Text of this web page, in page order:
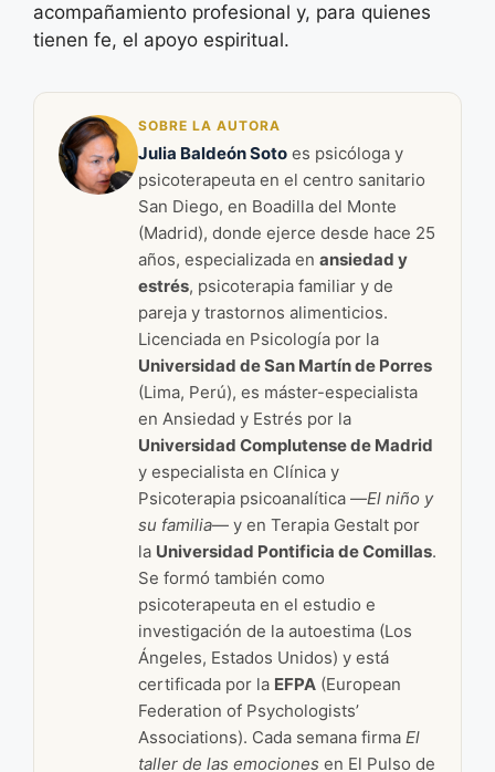
acompañamiento profesional y, para quienes
tienen fe, el apoyo espiritual.
SOBRE LA AUTORA
Julia Baldeón Soto es psicóloga y
psicoterapeuta en el centro sanitario
San Diego, en Boadilla del Monte
(Madrid), donde ejerce desde hace 25
años, especializada en ansiedad y
estrés, psicoterapia familiar y de
pareja y trastornos alimenticios.
Licenciada en Psicología por la
Universidad de San Martín de Porres
(Lima, Perú), es máster-especialista
en Ansiedad y Estrés por la
Universidad Complutense de Madrid
y especialista en Clínica y
Psicoterapia psicoanalítica —El niño y
su familia— y en Terapia Gestalt por
la Universidad Pontificia de Comillas.
Se formó también como
psicoterapeuta en el estudio e
investigación de la autoestima (Los
Ángeles, Estados Unidos) y está
certificada por la EFPA (European
Federation of Psychologists’
Associations). Cada semana firma El
taller de las emociones en El Pulso de